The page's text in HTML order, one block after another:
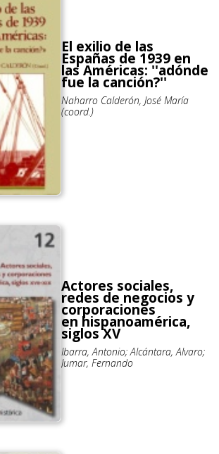
El exilio de las
Españas de 1939 en
las Américas: ''adónde
fue la canción?''
Naharro Calderón, José María
(coord.)
Actores sociales,
redes de negocios y
corporaciones
en hispanoamérica,
siglos XV
Ibarra, Antonio; Alcántara, Alvaro;
Jumar, Fernando